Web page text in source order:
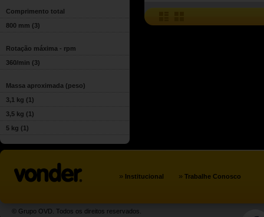
Comprimento total
800 mm (3)
Rotação máxima - rpm
360/min (3)
Massa aproximada (peso)
3,1 kg (1)
3,5 kg (1)
5 kg (1)
» Institucional » Trabalhe Conosco
© Grupo OVD. Todos os direitos reservados.